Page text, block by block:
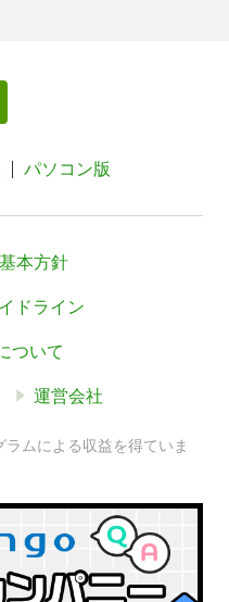
パソコン版
本方針
ドライン
ついて
運営会社
ムによる収益を得ていま